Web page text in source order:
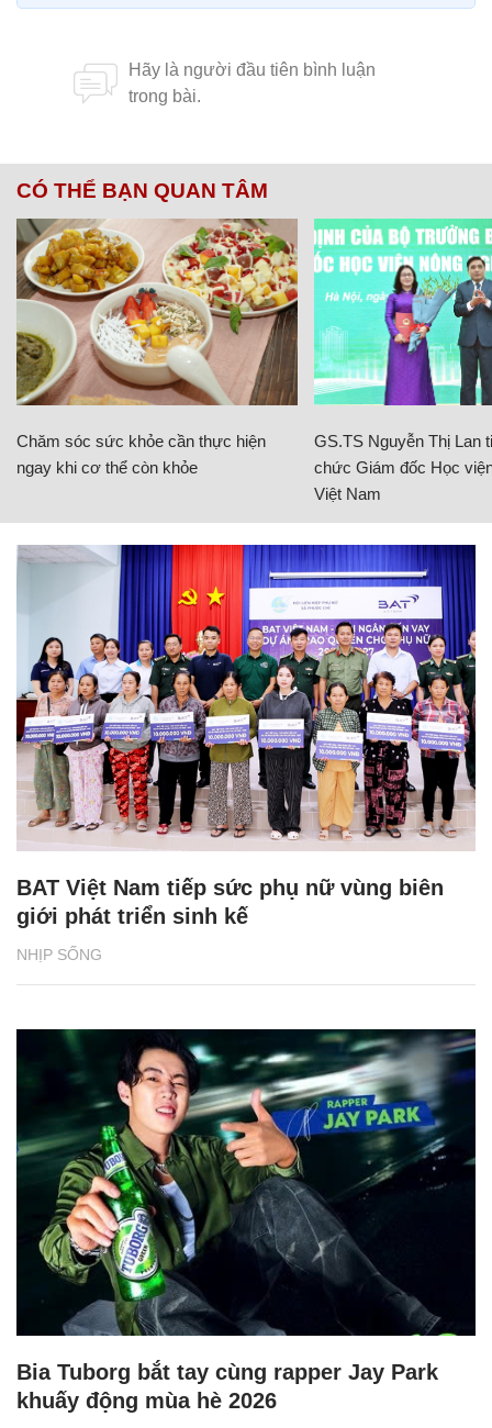
CÓ THỂ BẠN QUAN TÂM
Chăm sóc sức khỏe cần thực hiện
ngay khi cơ thể còn khỏe
GS.TS Nguyễn Thị Lan
chức Giám đốc Học
Việt Nam
NHỊP SỐNG
BAT Việt Nam tiếp sức phụ nữ vùng biên
giới phát triển sinh kế
Bia Tuborg bắt tay cùng rapper Jay Park
khuấy động mùa hè 2026